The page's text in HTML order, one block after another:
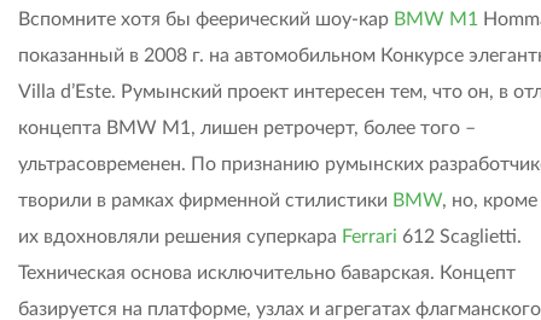
Вспомните хотя бы феерический шоу-кар BMW M1
показанный в 2008 г. на автомобильном Конкурсе
Villa d’Este. Румынский проект интересен тем, что он, в
концепта BMW M1, лишен ретрочерт, более того –
ультрасовременен. По признанию румынских
творили в рамках фирменной стилистики BMW, но, кроме
их вдохновляли решения суперкара Ferrari 612 Scaglietti.
Техническая основа исключительно баварская. Концепт
базируется на платформе, узлах и агрегатах